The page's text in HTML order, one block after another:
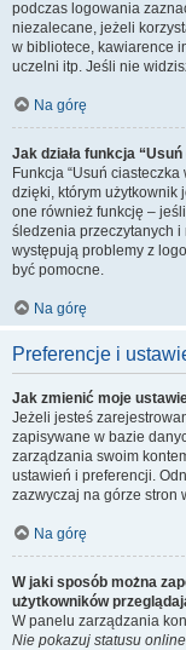
podczas logowania
niezalecane, jeżeli
w bibliotece, kawiarence
uczelni itp. Jeśli nie
Na górę
Jak działa funkcja
Funkcja “Usuń
dzięki, którym użytkownik
one również funkcję –
śledzenia przeczytanych i
występują problemy z
być pomocne.
Na górę
Preferencje i
Jak zmienić moje
Jeżeli jesteś
zapisywane w bazie
zarządzania swoim
ustawień i preferencji.
zazwyczaj na górze stron
Na górę
W jaki sposób można
użytkowników
W panelu zarządzania
Nie pokazuj statusu online